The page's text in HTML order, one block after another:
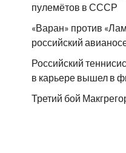
пулемётов в СССР
«Варан» против
российский
Российский
в карьере вышел в
Третий бой